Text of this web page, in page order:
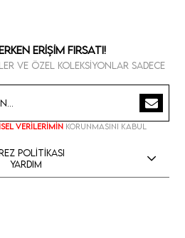
Erişim Fırsatı!
ve özel koleksiyonlar sadece
verilerimin korunmasını kabul
Politikası
Yardım